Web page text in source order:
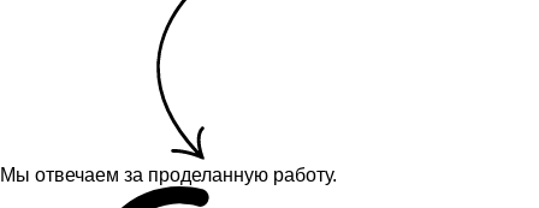
Мы отвечаем за проделанную работу.